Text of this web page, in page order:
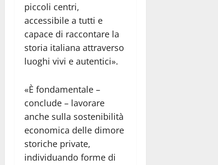
piccoli centri,
accessibile a tutti e
capace di raccontare la
storia italiana attraverso
luoghi vivi e autentici».
«È fondamentale –
conclude – lavorare
anche sulla sostenibilità
economica delle dimore
storiche private,
individuando forme di